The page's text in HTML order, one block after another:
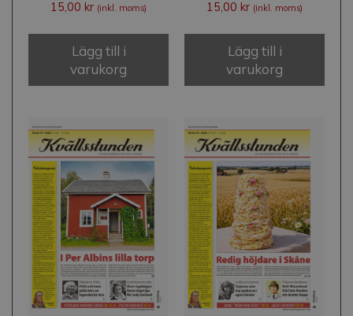
15,00 kr (inkl. moms)
Lägg till i
varukorg
15,00 kr (inkl. moms)
Lägg till i
varukorg